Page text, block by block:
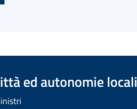
ed autonomie locali